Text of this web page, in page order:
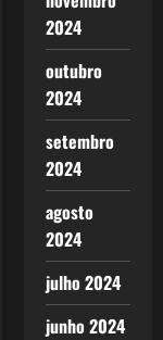
2024
outubro
2024
setembro
2024
agosto
2024
julho 2024
junho 2024